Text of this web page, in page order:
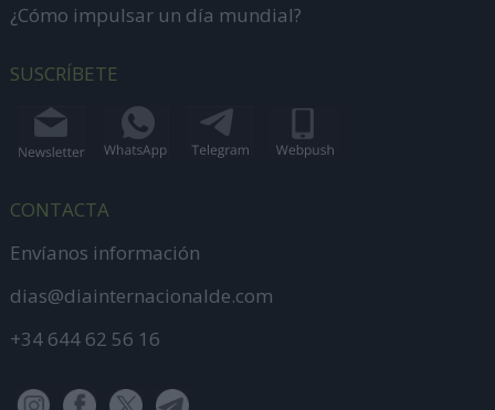
¿Cómo impulsar un día mundial?
SUSCRÍBETE
CONTACTA
Envíanos información
dias@diainternacionalde.com
+34 644 62 56 16